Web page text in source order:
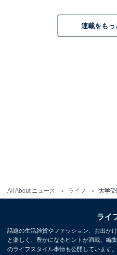
All About ニュース ライフ
連載をもっ
ライ
話題の生活雑貨やファッション、お出か
と楽しく、豊かになるヒントが満載。編
のライフスタイル事情も公開しています。